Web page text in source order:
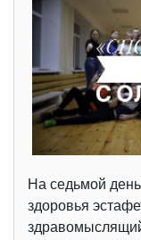
На седьмой
здоровья